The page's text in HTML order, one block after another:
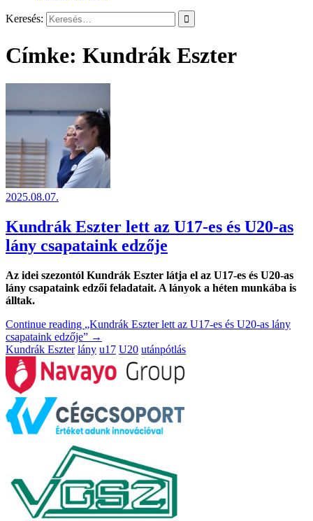
Keresés:
Címke: Kundrák Eszter
2025.08.07.
Kundrák Eszter lett az U17-es és U20-as
lány csapataink edzője
Az idei szezontól Kundrák Eszter látja el az U17-es és U20-as
lány csapataink edzői feladatait. A lányok a héten munkába is
álltak.
Continue reading „Kundrák Eszter lett az U17-es és U20-as lány
csapataink edzője” →
Kundrák Eszter lány u17 U20 utánpótlás